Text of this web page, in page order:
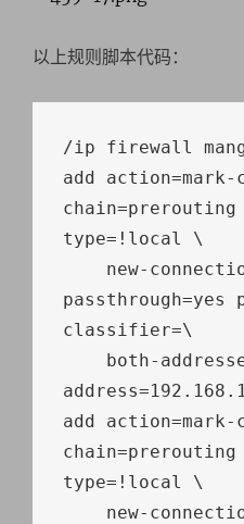
以上规则脚本代码：
/ip firewall
add action=mark-
chain=prerouting
type=! local
\
    new
-
passthrough=yes
classifier=\
    both
-
address=192.168 .
add action=mark-
chain=prerouting
type=! local
\
    new
-